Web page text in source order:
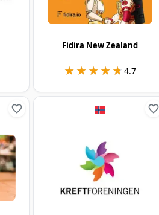
Fidira New Zealand
★★★★★
★★★★★ 4.7